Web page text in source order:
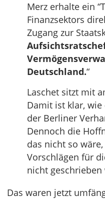
Merz erhalte ein
Finanzsektors
Zugang zur
Deutschland.“
Laschet sitzt mit
Damit ist klar,
der Berliner
Dennoch die
das nicht so
Vorschlägen für
nicht geschrieben
Das waren jetzt